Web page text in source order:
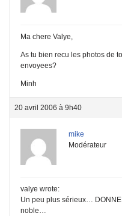
Ma chere Valye,
As tu bien recu les photos de
envoyees?
Minh
20 avril 2006 à 9h40
mike
Modérateur
valye wrote:
Un peu plus sérieux…
noble…